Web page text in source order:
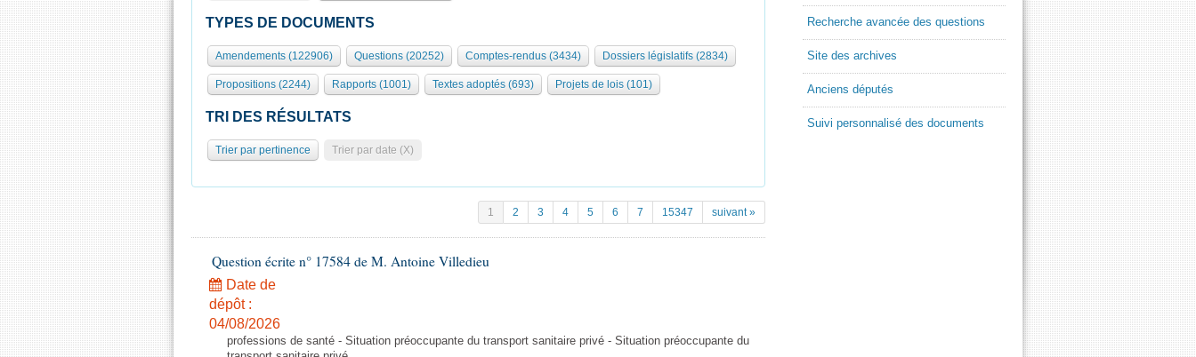
TYPES DE DOCUMENTS
Amendements (122906) Questions (20252) Comptes-rendus (3434) Dossiers législatifs (2834)
Propositions (2244) Rapports (1001) Textes adoptés (693) Projets de lois (101)
TRI DES RÉSULTATS
Trier par pertinence Trier par date (X)
1 2 3 4 5 6 7 15347 suivant »
Question écrite n° 17584 de M. Antoine Villedieu
Date de
dépôt :
04/08/2026
professions de santé - Situation préoccupante du transport sanitaire privé - Situation préoccupante du
Recherche avancée des questions
Site des archives
Anciens députés
Suivi personnalisé des documents